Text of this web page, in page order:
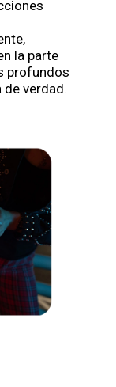
la parte
profundos
verdad.